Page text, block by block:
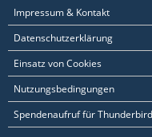
Impressum & Kontakt
Datenschutzerklärung
Einsatz von Cookies
Nutzungsbedingungen
Spendenaufruf für Thunderbird